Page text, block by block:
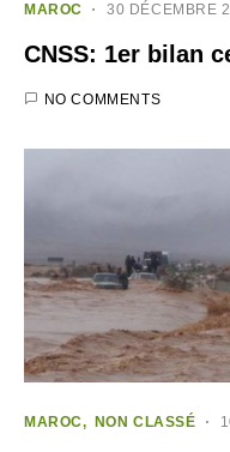
MAROC 30 DÉCEMBRE
CNSS: 1er bilan
NO COMMENTS
MAROC NON CLASSÉ